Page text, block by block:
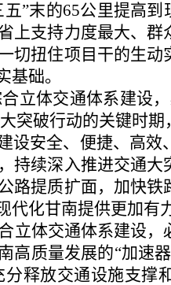
”末的65公里提高
上支持力度最大、
切扭住项目干的生
础。
立体交通体系建设
突破行动的关键时
安全、便捷、高效
持续深入推进交通
提质扩面，加快铁
化甘南提供更加有
立体交通体系建设
高质量发展的“加速
释放交通设施支撑